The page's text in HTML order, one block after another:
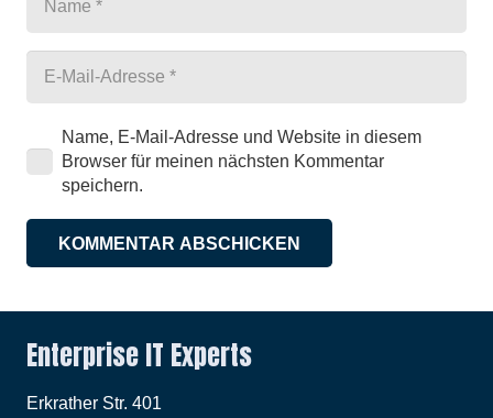
Name, E-Mail-Adresse und Website in diesem
Browser für meinen nächsten Kommentar
speichern.
KOMMENTAR ABSCHICKEN
Enterprise IT Experts
Erkrather Str. 401